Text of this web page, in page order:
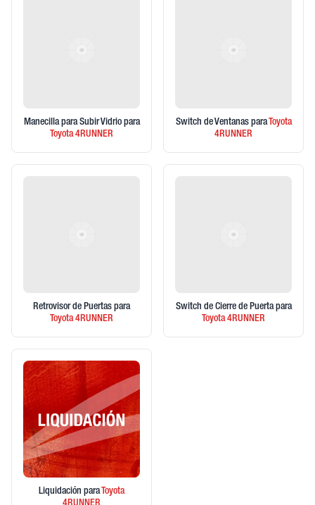
Manecilla para Subir Vidrio para
Toyota4RUNNER
Switch de Ventanas para Toyota
4RUNNER
Retrovisor de Puertas para
Toyota4RUNNER
Switch de Cierre de Puerta para
Toyota4RUNNER
Liquidación para Toyota